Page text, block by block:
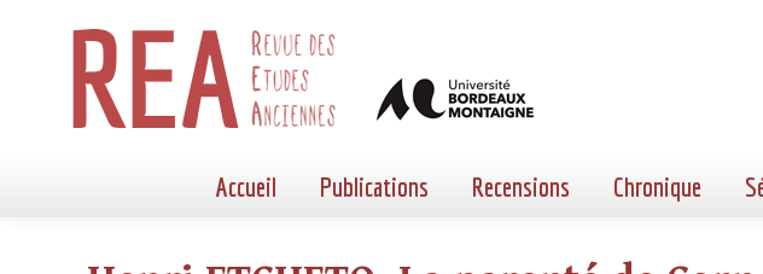
Accueil Publications Recensions Chronique